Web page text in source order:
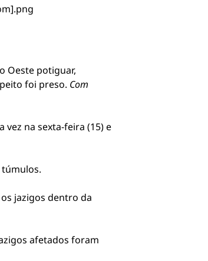
Oeste potiguar,
foi preso. Com
na sexta-feira (15) e
túmulos.
jazigos dentro da
afetados foram